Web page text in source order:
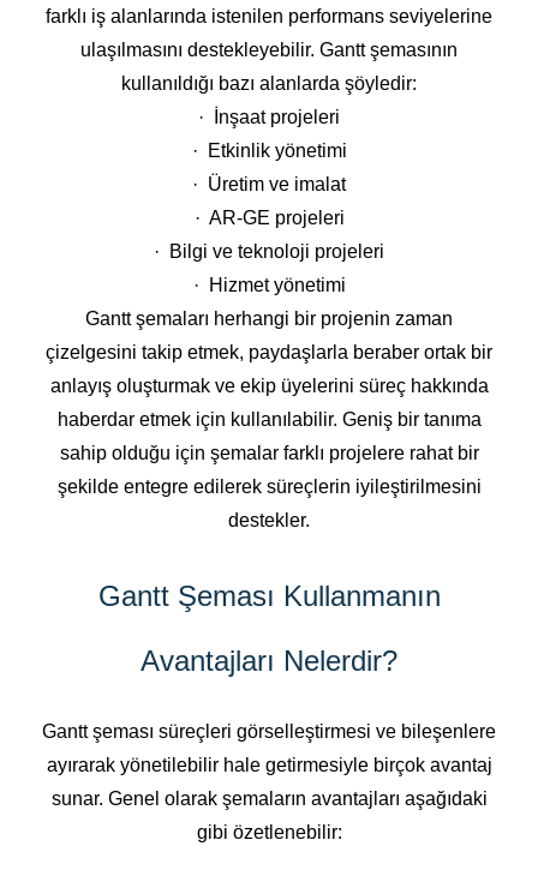
farklı iş alanlarında istenilen performans seviyelerine
ulaşılmasını destekleyebilir. Gantt şemasının
kullanıldığı bazı alanlarda şöyledir:
· İnşaat projeleri
· Etkinlik yönetimi
· Üretim ve imalat
· AR-GE projeleri
· Bilgi ve teknoloji projeleri
· Hizmet yönetimi
Gantt şemaları herhangi bir projenin zaman
çizelgesini takip etmek, paydaşlarla beraber ortak bir
anlayış oluşturmak ve ekip üyelerini süreç hakkında
haberdar etmek için kullanılabilir. Geniş bir tanıma
sahip olduğu için şemalar farklı projelere rahat bir
şekilde entegre edilerek süreçlerin iyileştirilmesini
destekler.
Gantt Şeması Kullanmanın
Avantajları Nelerdir?
Gantt şeması süreçleri görselleştirmesi ve bileşenlere
ayırarak yönetilebilir hale getirmesiyle birçok avantaj
sunar. Genel olarak şemaların avantajları aşağıdaki
gibi özetlenebilir: